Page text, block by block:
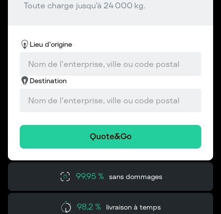
Toute charge jusqu’à 24 000 kg.
Lieu d’origine
Destination
Quote&Go
99,95 % sans dommages
98,2 % livraison à temps